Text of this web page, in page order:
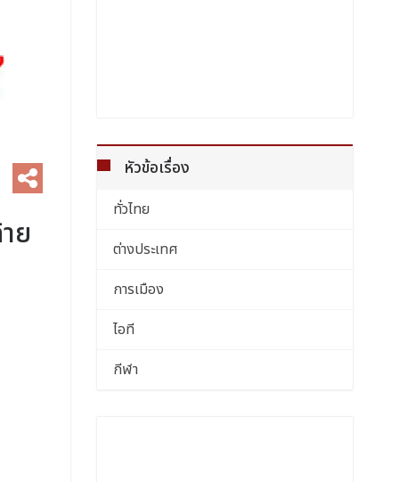
ย
หัวข้อเรื่อง
ทั่วไทย
ต่างประเทศ
การเมือง
ไอที
กีฬา